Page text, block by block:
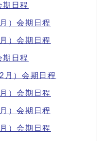
日程
）会期日程
）会期日程
日程
月）会期日程
）会期日程
）会期日程
）会期日程